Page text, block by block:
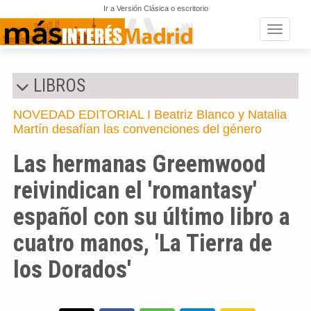
Ir a Versión Clásica o escritorio
Toggle
LIBROS
NOVEDAD EDITORIAL I Beatriz Blanco y Natalia
Martín desafían las convenciones del género
Las hermanas Greemwood
reivindican el 'romantasy'
español con su último libro a
cuatro manos, 'La Tierra de
los Dorados'